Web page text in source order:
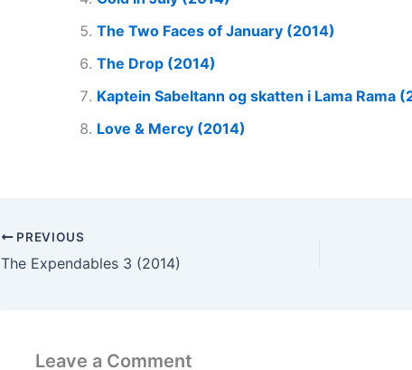
The Two Faces of January (2014)
The Drop (2014)
Kaptein Sabeltann og skatten i Lama Rama
Love & Mercy (2014)
PREVIOUS
The Expendables 3 (2014)
Leave a Comment